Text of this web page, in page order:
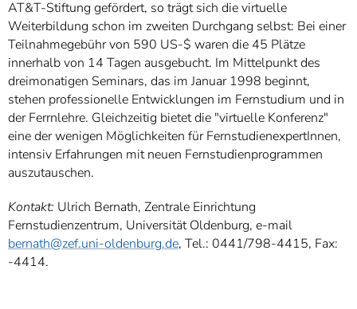
AT&T-Stiftung gefördert, so trägt sich die virtuelle
Weiterbildung schon im zweiten Durchgang selbst: Bei einer
Teilnahmegebühr von 590 US-$ waren die 45 Plätze
innerhalb von 14 Tagen ausgebucht. Im Mittelpunkt des
dreimonatigen Seminars, das im Januar 1998 beginnt,
stehen professionelle Entwicklungen im Fernstudium und in
der Ferrnlehre. Gleichzeitig bietet die "virtuelle Konferenz"
eine der wenigen Möglichkeiten für FernstudienexpertInnen,
intensiv Erfahrungen mit neuen Fernstudienprogrammen
auszutauschen.
Kontakt: Ulrich Bernath, Zentrale Einrichtung
Fernstudienzentrum, Universität Oldenburg, e-mail
bernath@zef.uni-oldenburg.de, Tel.: 0441/798-4415, Fax:
-4414.